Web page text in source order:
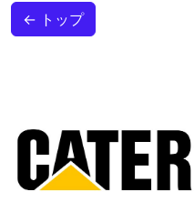
← トップ